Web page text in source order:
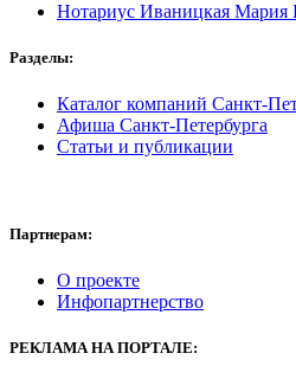
Нотариус Иваницкая Мария
Разделы:
Каталог компаний Санкт-
Афиша Санкт-Петербурга
Статьи и публикации
Партнерам:
О проекте
Инфопартнерство
РЕКЛАМА НА ПОРТАЛЕ: